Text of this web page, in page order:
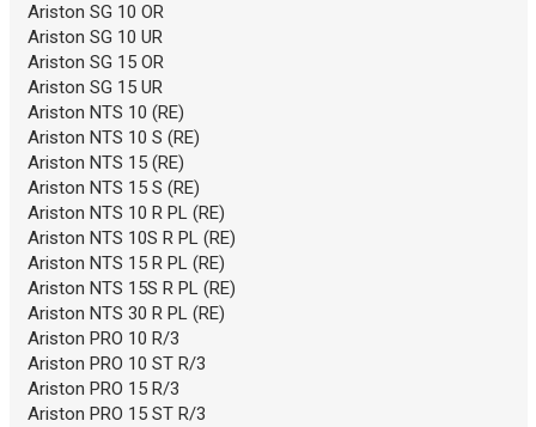
Ariston SG 10 OR
Ariston SG 10 UR
Ariston SG 15 OR
Ariston SG 15 UR
Ariston NTS 10 (RE)
Ariston NTS 10 S (RE)
Ariston NTS 15 (RE)
Ariston NTS 15 S (RE)
Ariston NTS 10 R PL (RE)
Ariston NTS 10S R PL (RE)
Ariston NTS 15 R PL (RE)
Ariston NTS 15S R PL (RE)
Ariston NTS 30 R PL (RE)
Ariston PRO 10 R/3
Ariston PRO 10 ST R/3
Ariston PRO 15 R/3
Ariston PRO 15 ST R/3